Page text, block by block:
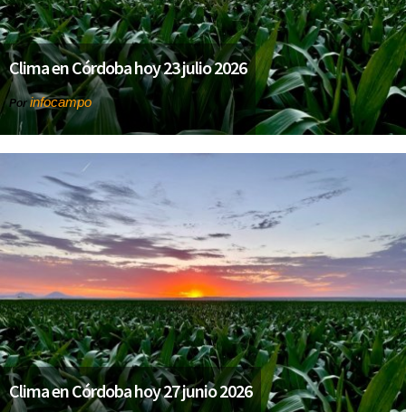
Clima en Córdoba hoy 23 julio 2026
Por infocampo
Clima en Córdoba hoy 27 junio 2026